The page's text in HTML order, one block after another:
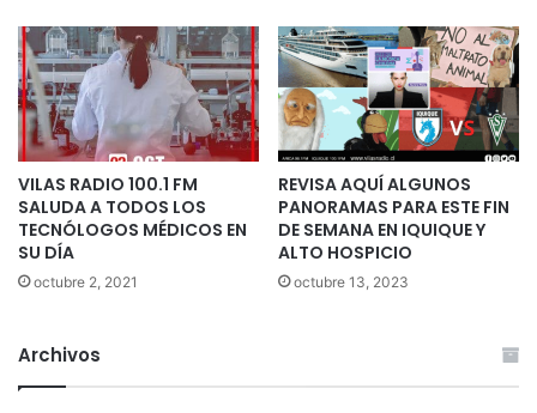
VILAS RADIO 100.1 FM
SALUDA A TODOS LOS
TECNÓLOGOS MÉDICOS EN
SU DÍA
octubre 2, 2021
REVISA AQUÍ ALGUNOS
PANORAMAS PARA ESTE FIN
DE SEMANA EN IQUIQUE Y
ALTO HOSPICIO
octubre 13, 2023
Archivos